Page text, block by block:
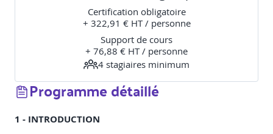
Certification obligatoire
+ 322,91 € HT / personne
Support de cours
+ 76,88 € HT / personne
4 stagiaires minimum
Programme détaillé
1 - INTRODUCTION